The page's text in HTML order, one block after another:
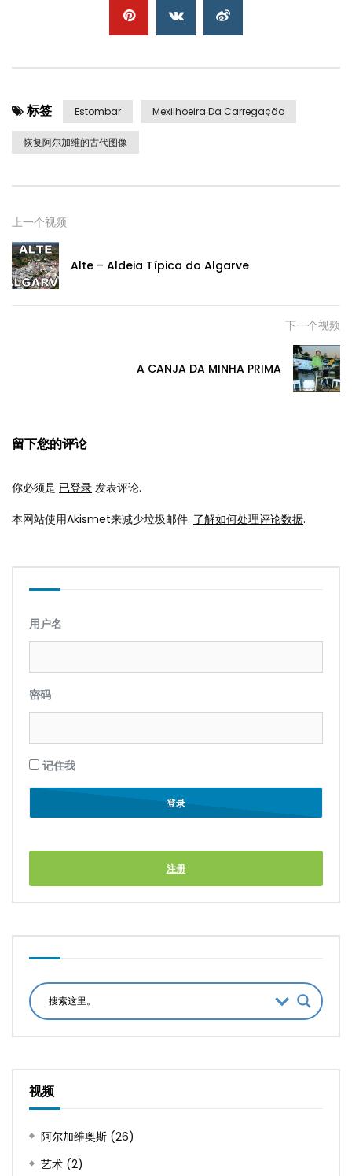
标签 Estombar Mexilhoeira Da Carregação
恢复阿尔加维的古代图像
上一个视频
Alte – Aldeia Típica do Algarve
下一个视频
A CANJA DA MINHA PRIMA
留下您的评论
你必须是 已登录 发表评论.
本网站使用Akismet来减少垃圾邮件. 了解如何处理评论数据.
用户名
密码
记住我
注册
视频
阿尔加维奥斯 (26)
艺术 (2)